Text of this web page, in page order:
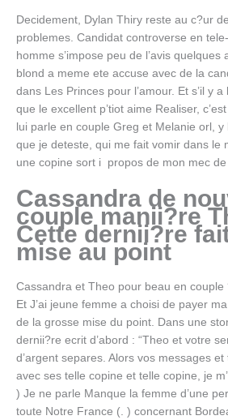
Decidement, Dylan Thiry reste au c?ur
problemes. Candidat controverse en
homme s’impose peu de l’avis quelques
blond a meme ete accuse avec de la
dans Les Princes pour l’amour. Et s’il y
que le excellent p’tiot aime Realiser,
lui parle en couple Greg et Melanie orl,
que je deteste, qui me fait vomir dans le
une copine sort i propos de mon mec de
Cassandra de
couple manii?re
Cette dernii?re
mise au point
Cassandra et Theo pour beau en couple
Et J’ai jeune femme a choisi de payer
de la grosse mise du point. Dans une
dernii?re ecrit d’abord : “Theo et votre
d’argent separes. Alors vos messages
avec ses telle copine et telle copine, je
) Je ne parle Manque la femme d’une
toute Notre France (. ) concernant